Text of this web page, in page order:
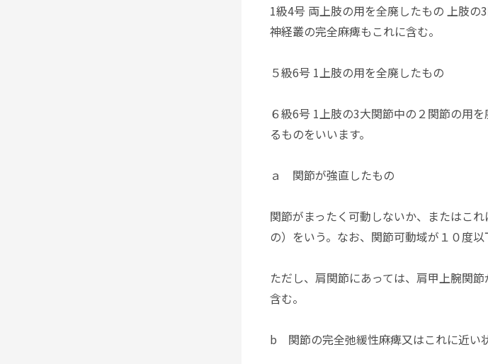
1級4号 両上肢の用を全廃したもの 上肢
神経叢の完全麻痺もこれに含む。
５級6号 1上肢の用を全廃したもの
６級6号 1上肢の3大関節中の２関節の用
るものをいいます。
ａ 関節が強直したもの
関節がまったく可動しないか、またはこ
の）をいう。なお、関節可動域が１０度
ただし、肩関節にあっては、肩甲上腕関
含む。
b 関節の完全弛緩性麻痺又はこれに近い